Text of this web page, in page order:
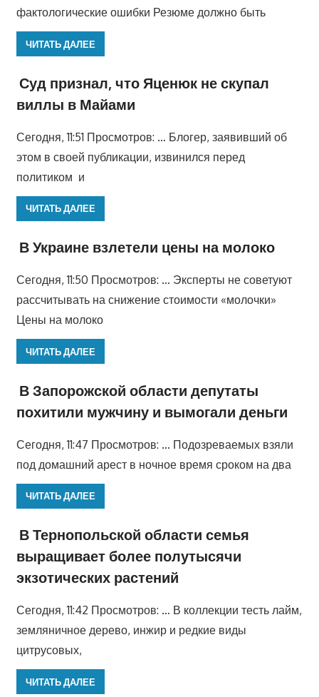
фактологические ошибки Резюме должно быть
ЧИТАТЬ ДАЛЕЕ
Суд признал, что Яценюк не скупал
виллы в Майами
Сегодня, 11:51 Просмотров: … Блогер, заявивший об
этом в своей публикации, извинился перед
политиком и
ЧИТАТЬ ДАЛЕЕ
В Украине взлетели цены на молоко
Сегодня, 11:50 Просмотров: … Эксперты не советуют
рассчитывать на снижение стоимости «молочки»
Цены на молоко
ЧИТАТЬ ДАЛЕЕ
В Запорожской области депутаты
похитили мужчину и вымогали деньги
Сегодня, 11:47 Просмотров: … Подозреваемых взяли
под домашний арест в ночное время сроком на два
ЧИТАТЬ ДАЛЕЕ
В Тернопольской области семья
выращивает более полутысячи
экзотических растений
Сегодня, 11:42 Просмотров: … В коллекции тесть лайм,
земляничное дерево, инжир и редкие виды
цитрусовых,
ЧИТАТЬ ДАЛЕЕ